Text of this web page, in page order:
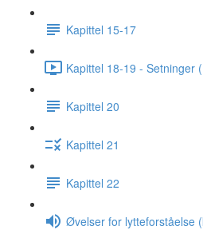
Kapittel 15-17
Kapittel 18-19 - Setninger
Kapittel 20
Kapittel 21
Kapittel 22
Øvelser for lytteforståelse